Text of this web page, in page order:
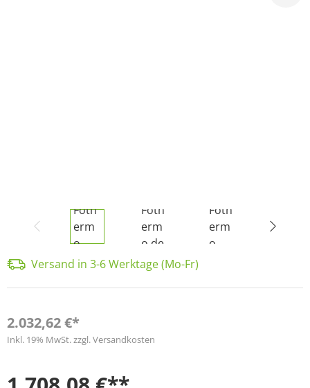
Versand in 3-6 Werktage (Mo-Fr)
2.032,62 €*
Inkl. 19% MwSt. zzgl. Versandkosten